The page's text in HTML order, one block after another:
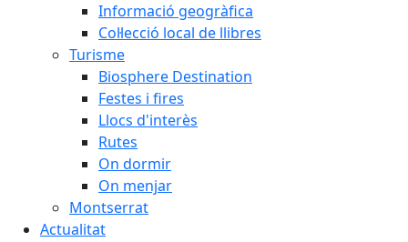
Informació geogràfica
Col·lecció local de llibres
Turisme
Biosphere Destination
Festes i fires
Llocs d'interès
Rutes
On dormir
On menjar
Montserrat
Actualitat